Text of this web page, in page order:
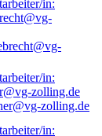
zolling.de